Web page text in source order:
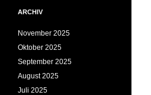
ARCHIV
November 2025
Oktober 2025
September 2025
August 2025
Juli 2025